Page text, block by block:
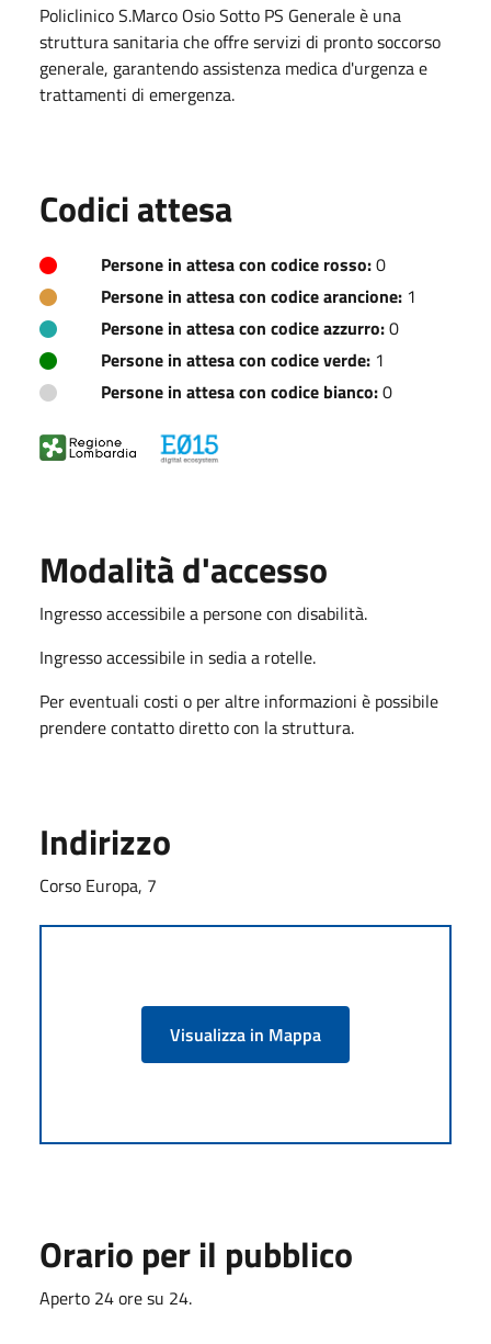
Policlinico S.Marco Osio Sotto PS Generale è una
struttura sanitaria che offre servizi di pronto soccorso
generale, garantendo assistenza medica d'urgenza e
trattamenti di emergenza.
Codici attesa
Persone in attesa con codice rosso:0
Persone in attesa con codice arancione: 1
Persone in attesa con codice azzurro:0
Persone in attesa con codice verde: 1
Persone in attesa con codice bianco:0
Modalità d'accesso
Ingresso accessibile a persone con disabilità.
Ingresso accessibile in sedia a rotelle.
Per eventuali costi o per altre informazioni è possibile
prendere contatto diretto con la struttura.
Indirizzo
Corso Europa, 7
Visualizza in Mappa
Orario per il pubblico
Aperto 24 ore su 24.